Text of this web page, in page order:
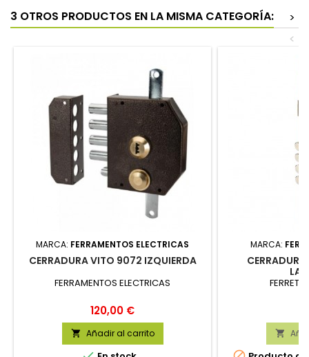
3 OTROS PRODUCTOS EN LA MISMA CATEGORÍA:
>
<
MARCA: FERRAMENTOS ELECTRICAS
CERRADURA VITO 9072 IZQUIERDA
FERRAMENTOS ELECTRICAS
Precio
120,00 €
 Añadir al carrito
MARCA:
